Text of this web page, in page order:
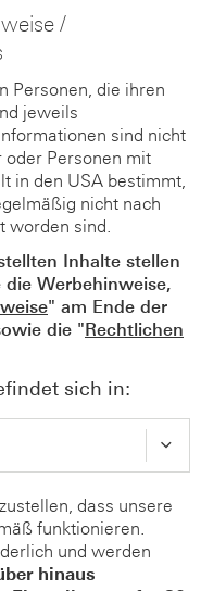
/
Personen, die ihren
jeweils
sind nicht
Personen mit
in den USA bestimmt,
nicht nach
worden sind.
Inhalte stellen
Werbehinweise,
" am Ende der
die "Rechtlichen
sich in:
dass unsere
funktionieren.
und werden
hinaus